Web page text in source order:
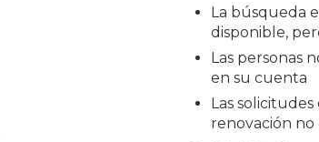
La búsqueda
disponible,
Las personas
en su cuenta
Las
renovación no